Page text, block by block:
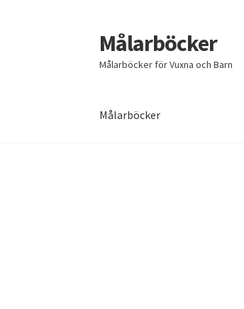
Hoppa
till
navigering
Hoppa
till
innehåll
Målarböcker
Målarböcker för Vuxna och Barn
Målarböcker